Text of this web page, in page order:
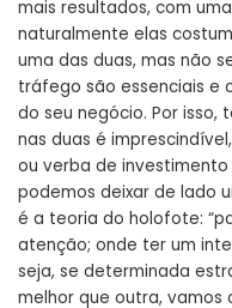
mais resultados, com
naturalmente elas
uma das duas, mas não
tráfego são essenciais e
do seu negócio. Por isso,
nas duas é
ou verba de
podemos deixar de lado
é a teoria do holofote:
atenção; onde ter um
seja, se determinada
melhor que outra,